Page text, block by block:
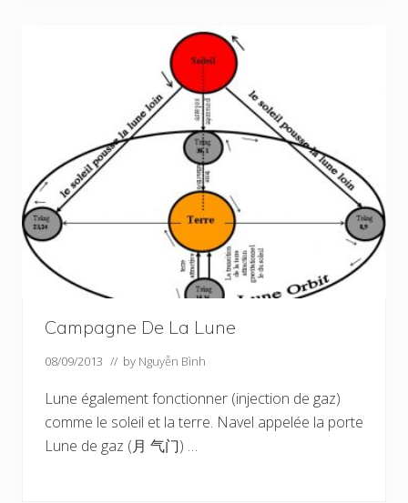
Campagne De La Lune
08/09/2013 // by Nguyễn Bình
Lune également fonctionner (injection de gaz)
comme le soleil et la terre. Navel appelée la porte
Lune de gaz (月 气门) …